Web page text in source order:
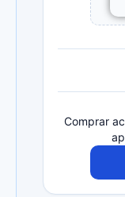
Comprar